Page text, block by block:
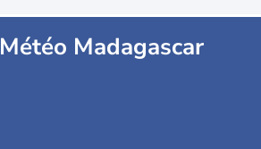
Météo Madagascar